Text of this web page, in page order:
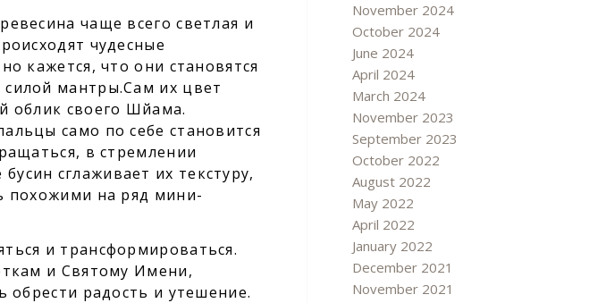
чаще всего светлая и
чудесные
кажется, что они становятся
мантры.Сам их цвет
облик своего Шйама.
само по себе становится
в стремлении
сглаживает их текстуру,
похожими на ряд мини-
и трансформироваться.
и Святому Имени,
обрести радость и утешение.
November 2024
October 2024
June 2024
April 2024
March 2024
November 2023
September 2023
October 2022
August 2022
May 2022
April 2022
January 2022
December 2021
November 2021